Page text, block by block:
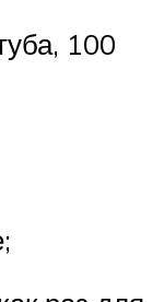
100